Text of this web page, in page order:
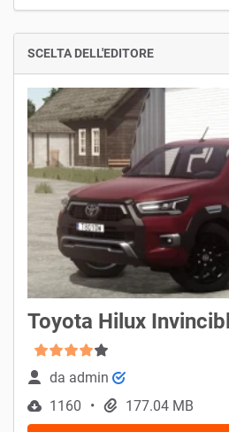
SCELTA DELL'EDITORE
Toyota Hilux
da admin
1160
177.04 MB